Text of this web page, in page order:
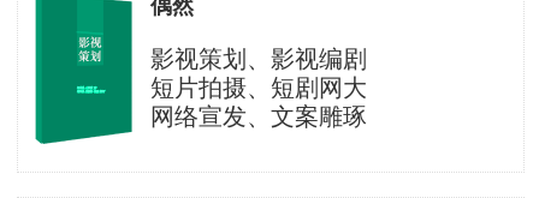
偶然
影视策划、影视编剧
短片拍摄、短剧网大
网络宣发、文案雕琢